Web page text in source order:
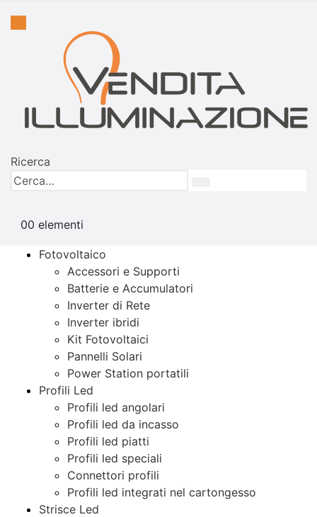
Ricerca
00 elementi
Fotovoltaico
Accessori e Supporti
Batterie e Accumulatori
Inverter di Rete
Inverter ibridi
Kit Fotovoltaici
Pannelli Solari
Power Station portatili
Profili Led
Profili led angolari
Profili led da incasso
Profili led piatti
Profili led speciali
Connettori profili
Profili led integrati nel cartongesso
Strisce Led